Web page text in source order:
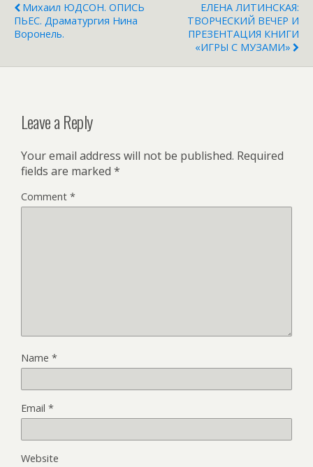
Михаил ЮДСОН. ОПИСЬ
ПЬЕС. Драматургия Нина
Воронель.
ЕЛЕНА ЛИТИНСКАЯ:
ТВОРЧЕСКИЙ ВЕЧЕР И
ПРЕЗЕНТАЦИЯ КНИГИ
«ИГРЫ С МУЗАМИ»
Leave a Reply
Your email address will not be published. Required
fields are marked *
Comment *
Name *
Email *
Website